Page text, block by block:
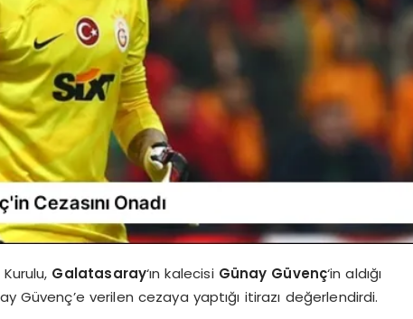
Galatasaray‘ın kalecisi Günay Güvenç‘in aldığı
Güvenç’e verilen cezaya yaptığı itirazı değerlendirdi.